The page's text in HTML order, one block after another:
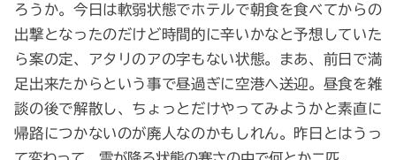
ろうか。今日は軟弱状態でホテルで朝食を食べてからの
出撃となったのだけど時間的に辛いかなと予想していた
ら案の定、アタリのアの字もない状態。まあ、前日で満
足出来たからという事で昼過ぎに空港へ送迎。昼食を雑
談の後で解散し、ちょっとだけやってみようかと素直に
帰路につかないのが廃人なのかもしれん。昨日とはうっ